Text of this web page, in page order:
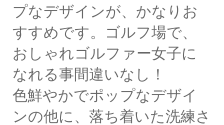
プなデザインが、かなりお
すすめです。ゴルフ場で、
おしゃれゴルファー女子に
なれる事間違いなし！
色鮮やかでポップなデザイ
ンの他に、落ち着いた洗練さ